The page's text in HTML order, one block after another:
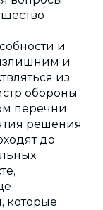
и
и
из
обороны
перечни
решения
до
которые